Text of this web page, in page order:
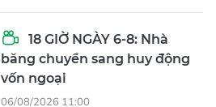
18 GIỜ NGÀY 6-8: Nhà
băng chuyển sang huy động
vốn ngoại
06/08/2026 11:00